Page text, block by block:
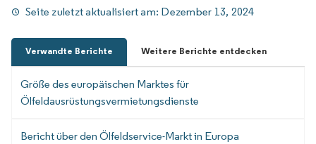
Seite zuletzt aktualisiert am: Dezember 13, 2024
Verwandte Berichte Weitere Berichte entdecken
Größe des europäischen Marktes für
Ölfeldausrüstungsvermietungsdienste
Bericht über den Ölfeldservice-Markt in Europa